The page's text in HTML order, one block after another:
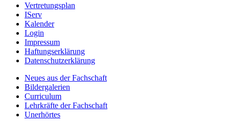
Vertretungsplan
IServ
Kalender
Login
Impressum
Haftungserklärung
Datenschutzerklärung
Neues aus der Fachschaft
Bildergalerien
Curriculum
Lehrkräfte der Fachschaft
Unerhörtes